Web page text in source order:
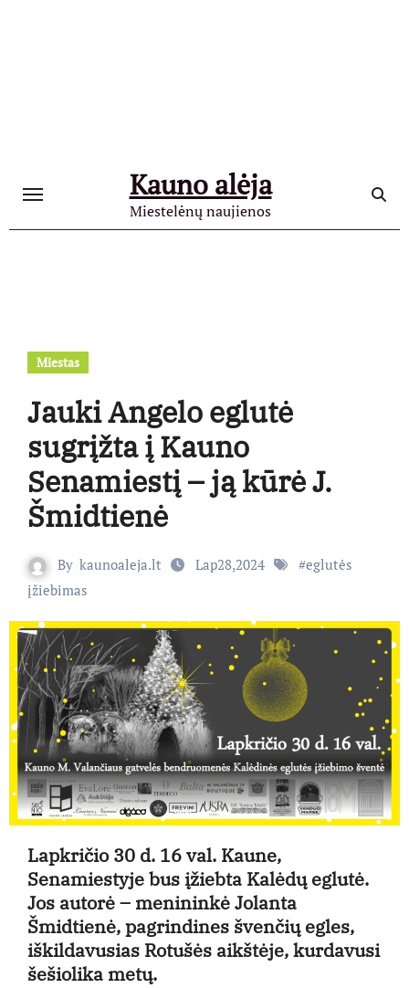
Kauno alėja
Miestelėnų naujienos
Miestas
Jauki Angelo eglutė
sugrįžta į Kauno
Senamiestį – ją kūrė J.
Šmidtienė
By kaunoaleja.lt Lap28,2024 #eglutės
įžiebimas
Lapkričio 30 d. 16 val. Kaune,
Senamiestyje bus įžiebta Kalėdų eglutė.
Jos autorė – menininkė Jolanta
Šmidtienė, pagrindines švenčių egles,
iškildavusias Rotušės aikštėje, kurdavusi
šešiolika metų.